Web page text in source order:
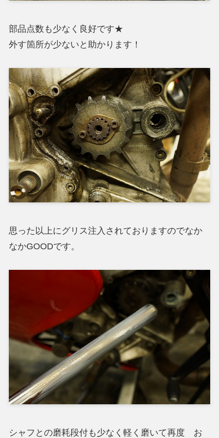
部品点数も少なく良好です★
外す箇所が少ないと助かります！
思った以上にグリス注入されておりますのでなか
なかGOODです。
シャフとの磨耗段付も少なく軽く磨いて再度 お